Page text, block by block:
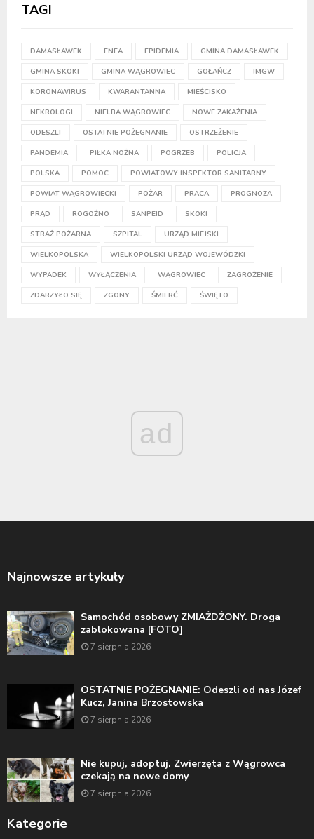
TAGI
DAMASŁAWEK ENEA EPIDEMIA GMINA DAMASŁAWEK
GMINA SKOKI GMINA WĄGROWIEC GOŁAŃCZ IMGW
KORONAWIRUS KWARANTANNA MIEŚCISKO
NEKROLOGI NIELBA WĄGROWIEC NOWE ZAKAŻENIA
ODESZLI OSTATNIE POŻEGNANIE OSTRZEŻENIE
PANDEMIA PIŁKA NOŻNA POGRZEB POLICJA
POLSKA POMOC POWIATOWY INSPEKTOR SANITARNY
POWIAT WĄGROWIECKI POŻAR PRACA PROGNOZA
PRĄD ROGOŹNO SANPEID SKOKI
STRAŻ POŻARNA SZPITAL URZĄD MIEJSKI
WIELKOPOLSKA WIELKOPOLSKI URZĄD WOJEWÓDZKI
WYPADEK WYŁĄCZENIA WĄGROWIEC ZAGROŻENIE
ZDARZYŁO SIĘ ZGONY ŚMIERĆ ŚWIĘTO
ad
Najnowsze artykuły
Samochód osobowy ZMIAŻDŻONY. Droga
zablokowana [FOTO]
7 sierpnia 2026
OSTATNIE POŻEGNANIE: Odeszli od nas Józef
Kucz, Janina Brzostowska
7 sierpnia 2026
Nie kupuj, adoptuj. Zwierzęta z Wągrowca
czekają na nowe domy
7 sierpnia 2026
Kategorie